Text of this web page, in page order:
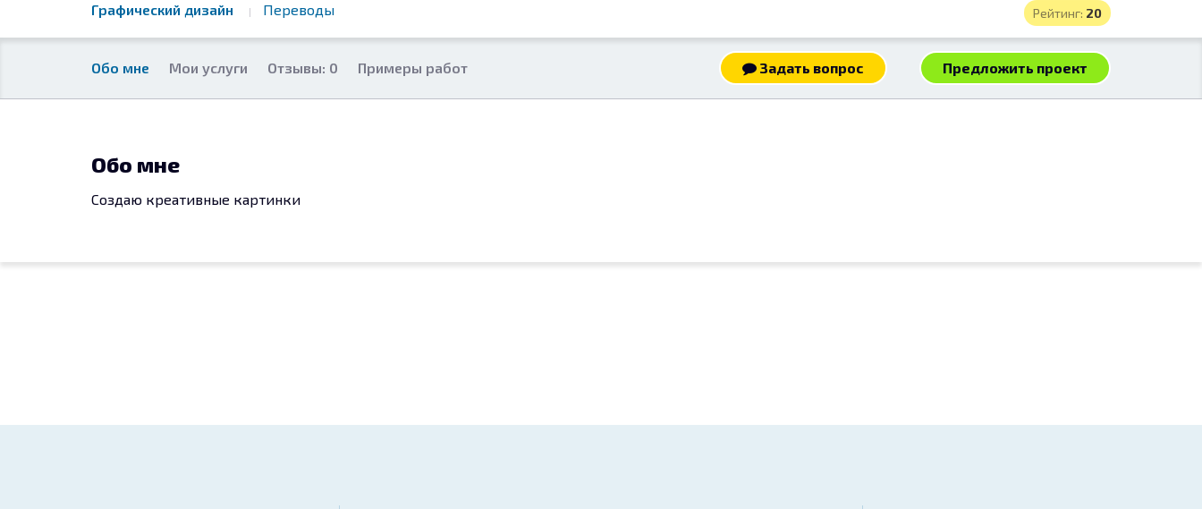
Рейтинг: 20
Графический дизайн Переводы
Обо мне Мои услуги Отзывы: 0 Примеры работ Задать вопрос Предложить проект
Обо мне
Создаю креативные картинки